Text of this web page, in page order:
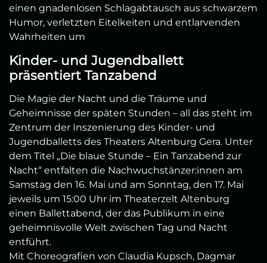
einen gnadenlosen Schlagabtausch aus schwarzem
Humor, verletzten Eitelkeiten und entlarvenden
Wahrheiten um
Kinder- und Jugendballett
präsentiert Tanzabend
Die Magie der Nacht und die Träume und
Geheimnisse der späten Stunden – all das steht im
Zentrum der Inszenierung des Kinder- und
Jugendballetts des Theaters Altenburg Gera. Unter
dem Titel „Die blaue Stunde – Ein Tanzabend zur
Nacht“ entfalten die Nachwuchstänzer:innen am
Samstag den 16. Mai und am Sonntag, den 17. Mai
jeweils um 15:00 Uhr im Theaterzelt Altenburg
einen Ballettabend, der das Publikum in eine
geheimnisvolle Welt zwischen Tag und Nacht
entführt.
Mit Choreografien von Claudia Kupsch, Dagmar